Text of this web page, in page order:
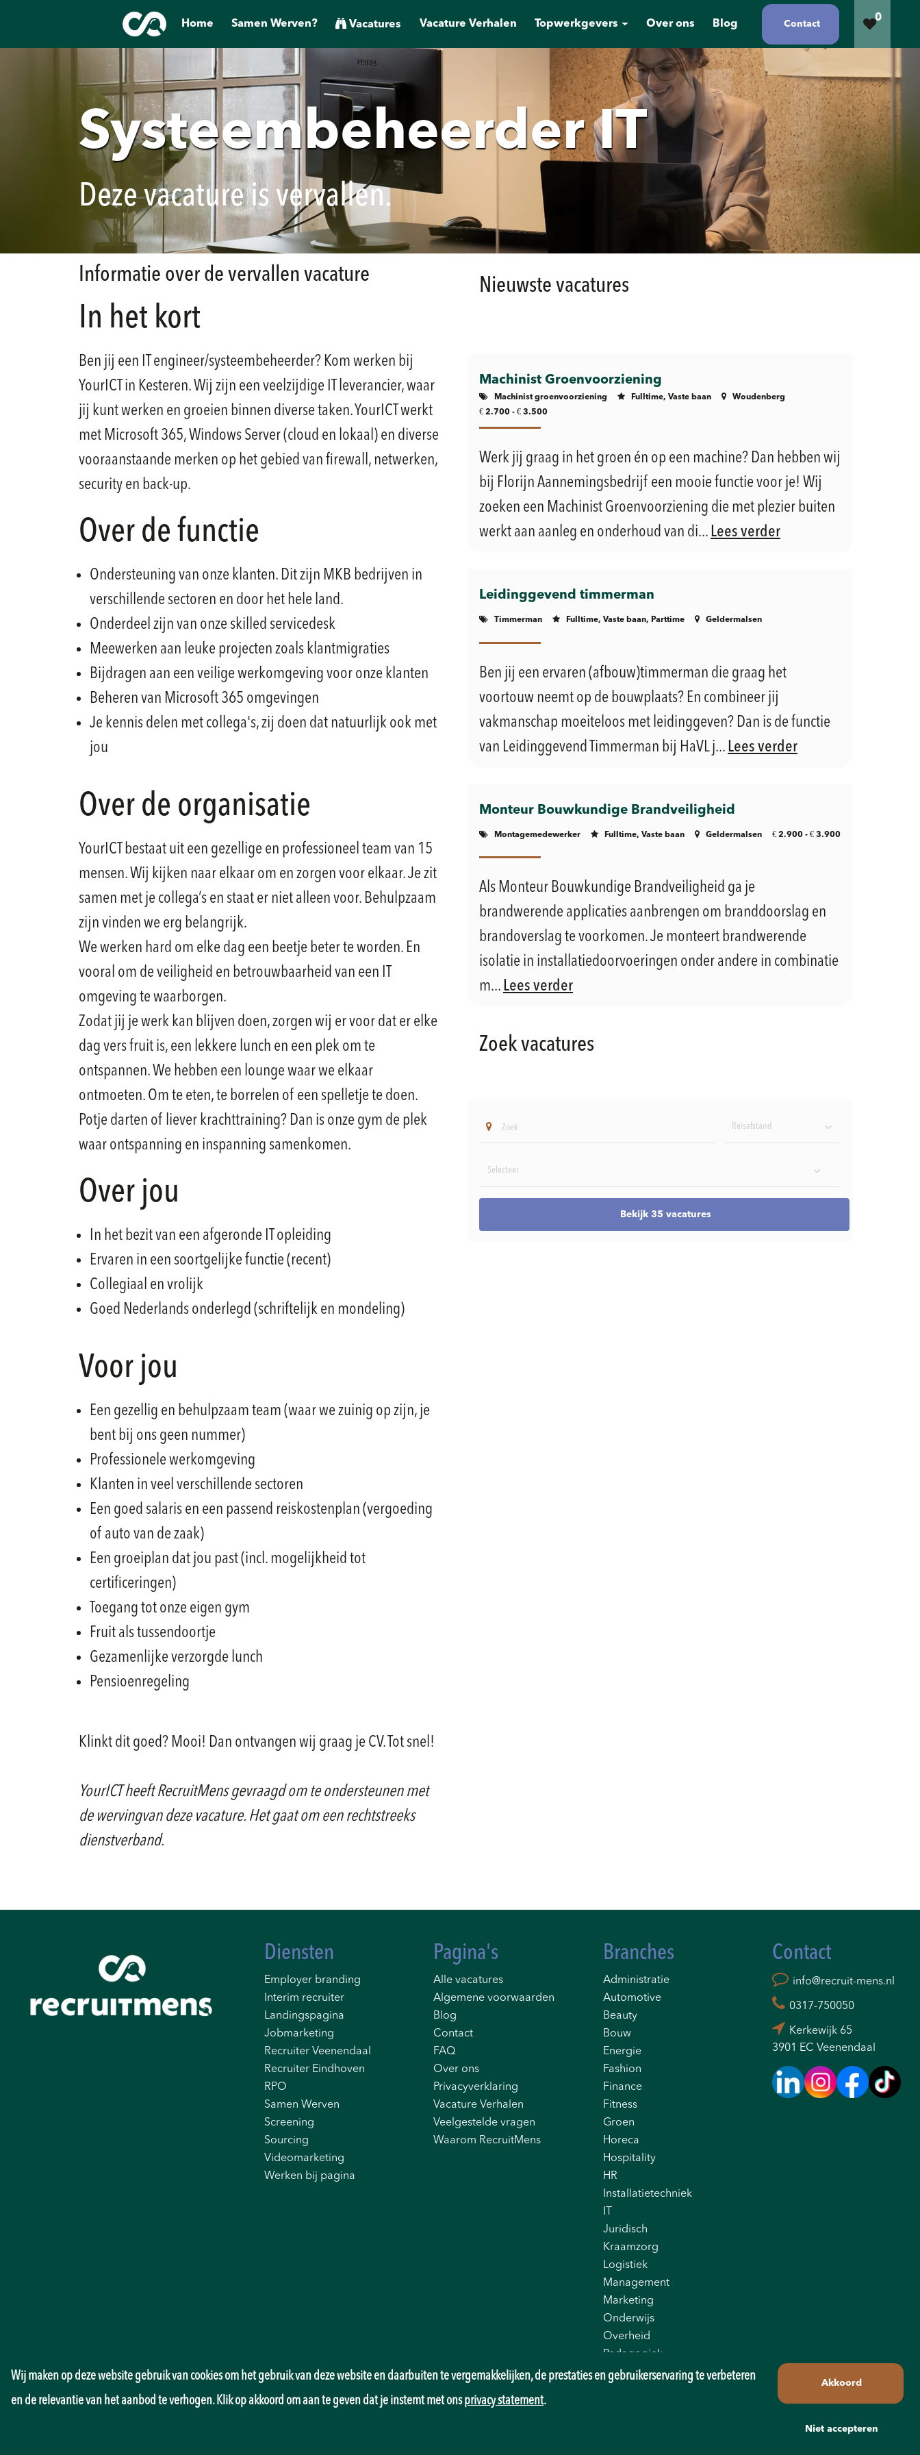
Home Samen Werven? Vacatures Vacature Verhalen Topwerkgevers Over ons Blog Contact
0
Systeembeheerder IT
Deze vacature is vervallen.
Informatie over de vervallen vacature
In het kort
Ben jij een IT engineer/systeembeheerder? Kom werken bij
YourICT in Kesteren. Wij zijn een veelzijdige IT leverancier, waar
jij kunt werken en groeien binnen diverse taken. YourICT werkt
met Microsoft 365, Windows Server (cloud en lokaal) en diverse
vooraanstaande merken op het gebied van firewall, netwerken,
security en back-up.
Over de functie
Ondersteuning van onze klanten. Dit zijn MKB bedrijven in
verschillende sectoren en door het hele land.
Onderdeel zijn van onze skilled servicedesk
Meewerken aan leuke projecten zoals klantmigraties
Bijdragen aan een veilige werkomgeving voor onze klanten
Beheren van Microsoft 365 omgevingen
Je kennis delen met collega's, zij doen dat natuurlijk ook met
jou
Over de organisatie
YourICT bestaat uit een gezellige en professioneel team van 15
mensen. Wij kijken naar elkaar om en zorgen voor elkaar. Je zit
samen met je collega’s en staat er niet alleen voor. Behulpzaam
zijn vinden we erg belangrijk.
We werken hard om elke dag een beetje beter te worden. En
vooral om de veiligheid en betrouwbaarheid van een IT
omgeving te waarborgen.
Zodat jij je werk kan blijven doen, zorgen wij er voor dat er elke
dag vers fruit is, een lekkere lunch en een plek om te
ontspannen. We hebben een lounge waar we elkaar
ontmoeten. Om te eten, te borrelen of een spelletje te doen.
Potje darten of liever krachttraining? Dan is onze gym de plek
waar ontspanning en inspanning samenkomen.
Over jou
In het bezit van een afgeronde IT opleiding
Ervaren in een soortgelijke functie (recent)
Collegiaal en vrolijk
Goed Nederlands onderlegd (schriftelijk en mondeling)
Voor jou
Een gezellig en behulpzaam team (waar we zuinig op zijn, je
bent bij ons geen nummer)
Professionele werkomgeving
Klanten in veel verschillende sectoren
Een goed salaris en een passend reiskostenplan (vergoeding
of auto van de zaak)
Een groeiplan dat jou past (incl. mogelijkheid tot
certificeringen)
Toegang tot onze eigen gym
Fruit als tussendoortje
Gezamenlijke verzorgde lunch
Pensioenregeling
Klinkt dit goed? Mooi! Dan ontvangen wij graag je CV. Tot snel!
YourICT heeft RecruitMens gevraagd om te ondersteunen met
de wervingvan deze vacature. Het gaat om een rechtstreeks
dienstverband.
Nieuwste vacatures
Machinist Groenvoorziening
Machinist groenvoorziening Fulltime, Vaste baan
Woudenberg
€ 2.700 - € 3.500
Werk jij graag in het groen én op een machine? Dan hebben wij
bij Florijn Aannemingsbedrijf een mooie functie voor je! Wij
zoeken een Machinist Groenvoorziening die met plezier buiten
werkt aan aanleg en onderhoud van di... Lees verder
Leidinggevend timmerman
Timmerman Fulltime, Vaste baan, Parttime Geldermalsen
Ben jij een ervaren (afbouw)timmerman die graag het
voortouw neemt op de bouwplaats? En combineer jij
vakmanschap moeiteloos met leidinggeven? Dan is de functie
van Leidinggevend Timmerman bij HaVL j... Lees verder
Monteur Bouwkundige Brandveiligheid
Montagemedewerker Fulltime, Vaste baan Geldermalsen € 2.900 - € 3.900
Als Monteur Bouwkundige Brandveiligheid ga je
brandwerende applicaties aanbrengen om branddoorslag en
brandoverslag te voorkomen. Je monteert brandwerende
isolatie in installatiedoorvoeringen onder andere in combinatie
m... Lees verder
Zoek vacatures
Reisafstand
Bekijk 35 vacatures
Diensten
Employer branding
Interim recruiter
Landingspagina
Jobmarketing
Recruiter Veenendaal
Recruiter Eindhoven
RPO
Samen Werven
Screening
Sourcing
Videomarketing
Werken bij pagina
Pagina's
Alle vacatures
Algemene voorwaarden
Blog
Contact
FAQ
Over ons
Privacyverklaring
Vacature Verhalen
Veelgestelde vragen
Waarom RecruitMens
Branches
Administratie
Automotive
Beauty
Bouw
Energie
Fashion
Finance
Fitness
Groen
Horeca
Hospitality
HR
Installatietechniek
Juridisch
Kraamzorg
Logistiek
Management
Marketing
Onderwijs
Overheid
Pedagogiek
Productie
Contact
info@recruit-mens.nl
0317-750050
Kerkewijk 65
3901 EC Veenendaal
Wij maken op deze website gebruik van cookies om het gebruik van deze website en daarbuiten te vergemakkelijken, de prestaties en gebruikerservaring te verbeteren
en de relevantie van het aanbod te verhogen. Klik op akkoord om aan te geven dat je instemt met onsprivacy statement.
Akkoord
Niet accepteren